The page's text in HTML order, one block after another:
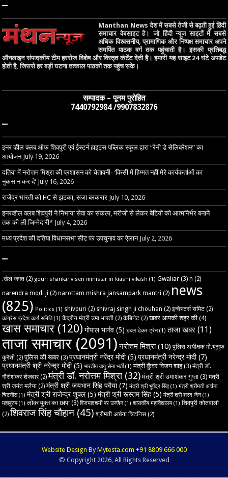
–
Manthan News देश में सबसे तेजी से बढ़ती हुई हिंदी
समाचार वेबसाइट है। जो हिंदी न्यूज साइटों में सबसे
अधिक विश्वसनीय, प्रामाणिक और निष्पक्ष समाचार अपने
समर्पित पाठक वर्ग तक पहुंचाती है। इसकी प्रतिबद्ध
ऑनलाइन संपादकीय टीम हररोज विशेष और विस्तृत कंटेंट देती है। हमारी यह साइट 24 घंटे अपडेट
होती है, जिससे हर बड़ी घटना तत्काल पाठकों तक पहुंच सके।
सम्पादक – पूनम पुरोहित
7440792984 /9907832876
–
इनर व्हील क्लब ऑफ शिवपुरी एवं ईस्टर्न हाइट्स पब्लिक स्कूल द्वारा “रेनी डे सेलिब्रेशन” का
आयोजन July 19, 2026
दतिया में नरोत्तम मिश्रा की प्रशासन को चेतावनी- ‘किसी में हिम्मत नहीं मेरे कार्यकर्ताओं का
नुकसान कर दे’ July 16, 2026
राजेंद्र भारती को HC से झटका, सजा बरकरार July 10, 2026
इनरव्हील क्लब शिवपुरी ने निभाया सेवा का संकल्प, मरीजों से लेकर बेटियों को आत्मनिर्भर बनाने
तक की ली जिम्मेदारी* July 4, 2026
मध्य प्रदेश की दतिया विधानसभा सीट पर उपचुनाव का ऐलान July 2, 2026
–
.खेल जगत (2) gouri shankar visen ministar in krashi vikash (1) Gwaliar (3) n (2)
narendra modi ji (2) narottam mishra jansampark mantri (2) news
(825) Politics (1) shivpuri (2) shivraj singh ji chouhan (2) इन्वेस्टर्स समिट (2)
कांग्रेस प्रदेश कार्य समिति(1) केंद्रीय मंत्री उमा भारती (2) कैबिनेट (2) खबर आपकी शहर की (4)
खास समाचार (120) गोपाल भार्गव (5) डबल डेकर ट्रेन(1) ताजा खबर (11)
ताजा समाचार (2091) नरोत्तम मिश्रा(10) पुलिस अधीक्षक मो.यूसुफ
कुरैशी (2) पुलिस की खबर (3) प्रधानमंत्री नरेंद्र मोदी(5) प्रधानमंत्री नरेन्द्र मोदी(7)
प्रधानमंत्री श्री नरेन्द्र मोदी(5) भारतीय वायु सेना भर्ती(1) मंत्री कुँवर विजय शाह(3) मंत्री डॉ.
गौरीशंकर शेजवार(2) मंत्री डॉ. नरोत्तम मिश्रा(32) मंत्री श्री उमाशंकर गुप्ता (3) मंत्री
श्री जयंत मलैया (2) मंत्री श्री जयभान सिंह पवैया(7) मंत्री श्री भूपेंद्र सिंह(1) मंत्री श्रीमती अर्चना
चिटनीस(1) मंत्री श्री राजेन्द्र शुक्ल(5) मंत्री श्री रूस्तम सिंह (5) मंत्री श्री शरद जैन(1)
महापुरुष(1) लोकायुक्त का छापा (3) विजयादशमी पर उज्‍जैन(1) शासकीय महाविद्यालय(1) शिवपुरी कोतवाली
(2) शिवराज सिंह चौहान (45) श्रीमती अर्चना चिटनिस (2)
Website Design By Mytesta.com +91 8809 666 000
© Copyright 2026, All Rights Reserved